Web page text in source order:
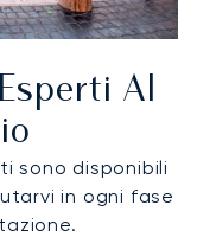
Al
sono disponibili
in ogni fase